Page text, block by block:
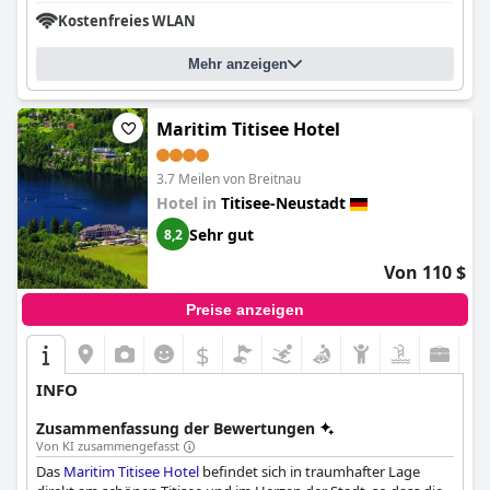
wunderbar, es kümmert sich wirklich um seine Gäste und ist
immer fröhlich und stolz. Alles in allem ist das
Kreuzeine gute Wahl für jeden, der die Natur erleben und etwas
Kostenfreies WLAN
Mehr anzeigen
Maritim Titisee Hotel
3.7 Meilen von Breitnau
Hotel in Titisee-Neustadt
8,2 Sehr gut
Von 110 $
Preise anzeigen
$
INFO
Zusammenfassung der Bewertungen
Von KI zusammengefasst
Das Maritim Titisee Hotel befindet sich in traumhafter Lage